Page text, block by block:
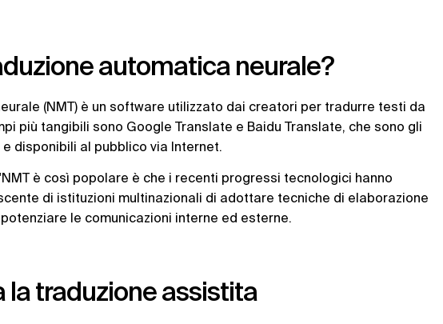
automatica neurale?
(NMT) è un software utilizzato dai creatori per tradurre testi da
più tangibili sono Google Translate e Baidu Translate, che sono gli
disponibili al pubblico via Internet.
è così popolare è che i recenti progressi tecnologici hanno
di istituzioni multinazionali di adottare tecniche di elaborazione
le comunicazioni interne ed esterne.
la traduzione assistita